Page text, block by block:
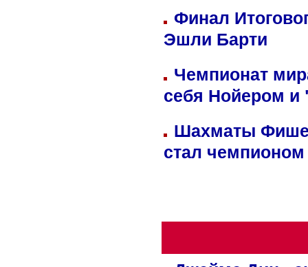
Финал
Эшли Барти
Чемпионат
себя Нойером и
Шахматы
стал